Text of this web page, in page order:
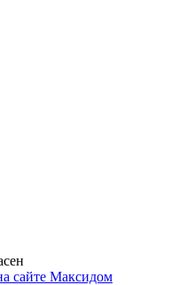
сайте Максидом